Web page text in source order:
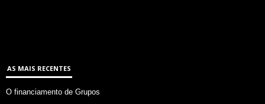
AS MAIS RECENTES
O financiamento de Grupos